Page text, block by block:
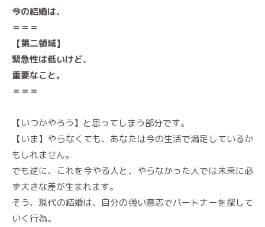
今の結婚は、
＝＝＝
【第二領域】
緊急性は低いけど、
重要なこと。
＝＝＝
【いつかやろう】と思ってしまう部分です。
【いま】やらなくても、あなたは今の生活で満足しているか
もしれません。
でも逆に、これを今やる人と、やらなかった人では未来に必
ず大きな差が生まれます。
そう、現代の結婚は、自分の強い意志でパートナーを探して
いく行為。